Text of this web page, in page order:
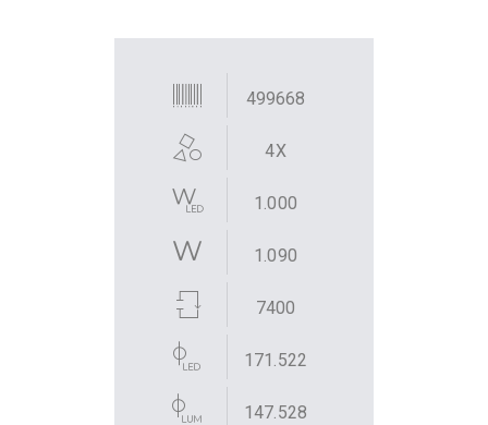
499668
4X
1.000
1.090
7400
171.522
147.528